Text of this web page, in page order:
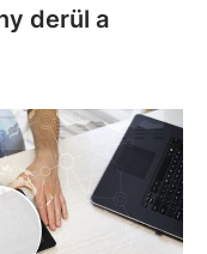
derül a